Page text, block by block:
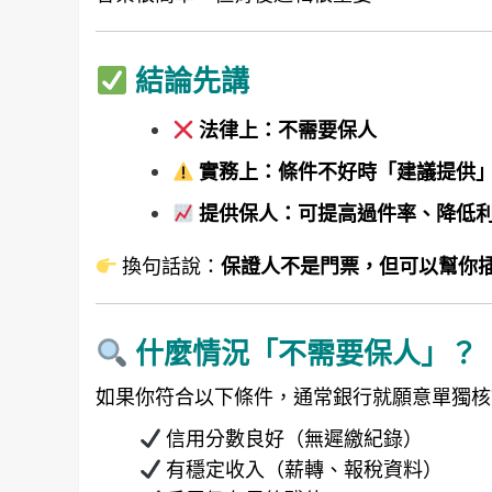
結論先講
法律上：不需要保人
實務上：條件不好時「建議提供」
提供保人：可提高過件率、降低
換句話說： 保證人不是門票，但可以幫你
什麼情況「不需要保人」？
如果你符合以下條件，通常銀行就願意單獨核
信用分數良好（無遲繳紀錄）
有穩定收入（薪轉、報稅資料）